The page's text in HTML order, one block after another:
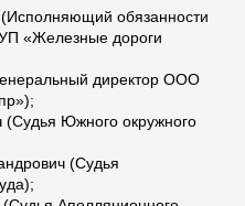
(Исполняющий обязанности
«Железные дороги
директор ООО
(Судья Южного окружного
(Судья